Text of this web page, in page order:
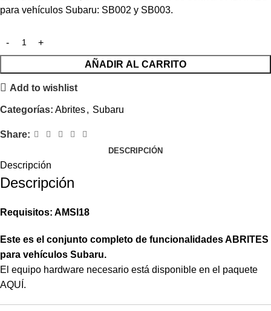
para vehículos Subaru: SB002 y SB003.
AÑADIR AL CARRITO
Add to wishlist
Categorías: Abrites, Subaru
Share:
DESCRIPCIÓN
Descripción
Descripción
Requisitos: AMSI18
Este es el conjunto completo de funcionalidades ABRITES
para vehículos Subaru.
El equipo hardware necesario está disponible en el paquete
AQUÍ.